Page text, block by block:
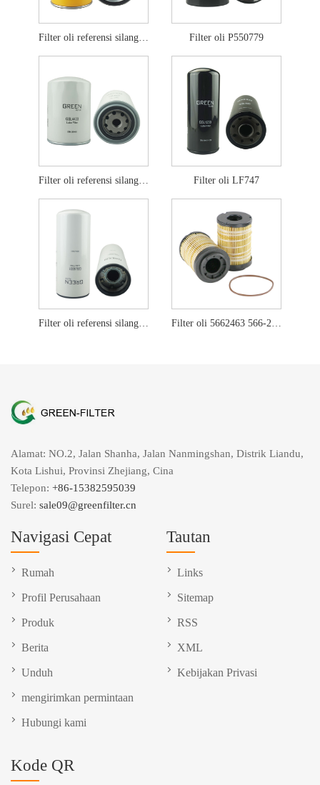
Filter oli referensi silang p502465 Filter oli P550779
Filter oli referensi silang lf701 Filter oli LF747
Filter oli referensi silang lf9001 Filter oli 5662463 566-2463 untuk Perkins
Alamat: NO.2, Jalan Shanha, Jalan Nanmingshan, Distrik Liandu,
Kota Lishui, Provinsi Zhejiang, Cina
Telepon: +86-15382595039
Surel: sale09@greenfilter.cn
Navigasi Cepat
Rumah
Profil Perusahaan
Produk
Berita
Unduh
mengirimkan permintaan
Hubungi kami
Tautan
Links
Sitemap
RSS
XML
Kebijakan Privasi
Kode QR